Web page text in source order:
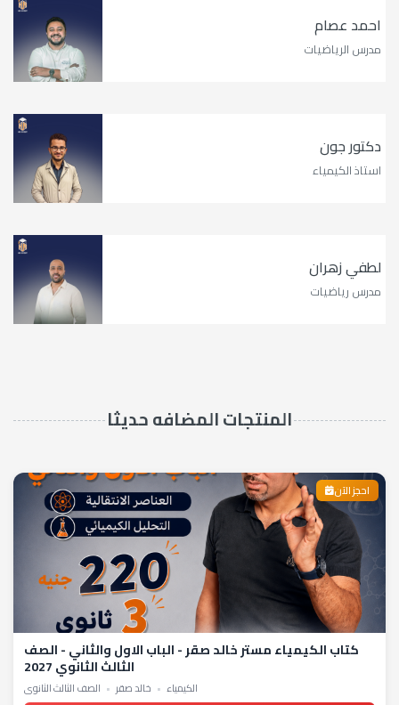
احمد عصام
مدرس الرياضيات
دكتور جون
استاذ الكيمياء
لطفي زهران
مدرس رياضيات
المنتجات المضافه حديثا
احجز الآن
كتاب الكيمياء مستر خالد صقر - الباب الاول والثاني - الصف
الثالث الثانوي 2027
الكيمياء • خالد صقر • الصف الثالث الثانوي